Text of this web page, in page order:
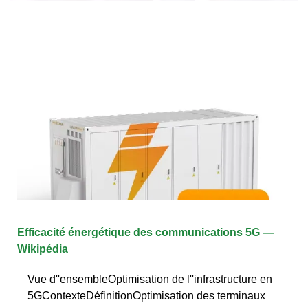
Efficacité énergétique des communications 5G —
Wikipédia
Vue d''ensembleOptimisation de l''infrastructure en
5GContexteDéfinitionOptimisation des terminaux